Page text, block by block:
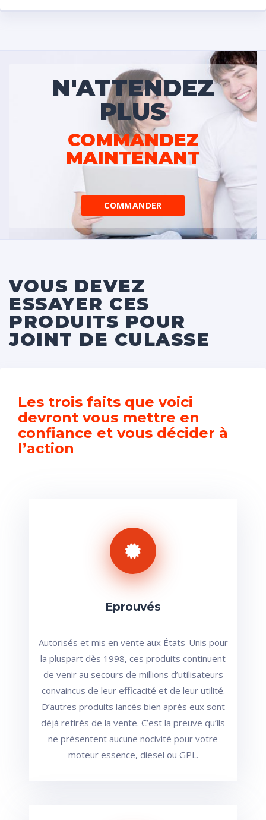
N'ATTENDEZ
PLUS
COMMANDEZ
MAINTENANT
COMMANDER
VOUS DEVEZ
ESSAYER CES
PRODUITS POUR
JOINT DE CULASSE
Les trois faits que voici
devront vous mettre en
confiance et vous décider à
l’action
Eprouvés
Autorisés et mis en vente aux États-Unis pour
la pluspart dès 1998, ces produits continuent
de venir au secours de millions d’utilisateurs
convaincus de leur efficacité et de leur utilité.
D’autres produits lancés bien après eux sont
déjà retirés de la vente. C’est la preuve qu’ils
ne présentent aucune nocivité pour votre
moteur essence, diesel ou GPL.